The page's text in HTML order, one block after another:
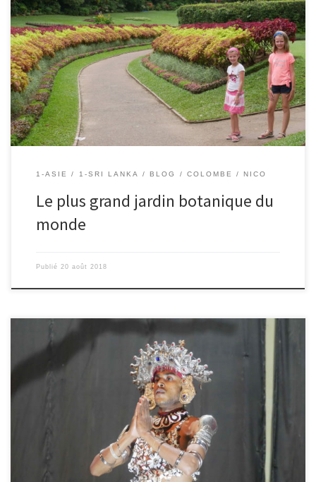
20/08/2018 – Nico Notre hôte à Kandy, nous l’a répété plus de 10
fois, le jardin botanique de Peradeniya à 7km d’ici, est le plus
grand et certainement le plus beau du monde ! Je ne sais pas si
c’est vrai, mais il est certain que nous y avons passé […]
1-ASIE 1-SRI LANKA BLOG COLOMBE NICO
Le plus grand jardin botanique du
monde
Publié 20 août 2018
19/08/2018 – Mahaut. Hier soir, à 5heures, nous sommes allés à un
spectacle de danses traditionnelles. Nous avons vu des musiciens
avec des tambours. Ils étaient en rouge et blanc, il étaient très
beaux. Il y avait aussi des danseurs qui changeaient d’habits à
toutes les danses. Mais ce que […]